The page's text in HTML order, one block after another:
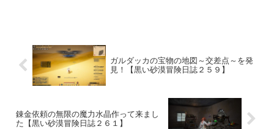
ガルダッカの宝物の地図～交差点～を発
見！【黒い砂漠冒険日誌２５９】
錬金依頼の無限の魔力水晶作って来まし
た【黒い砂漠冒険日誌２６１】